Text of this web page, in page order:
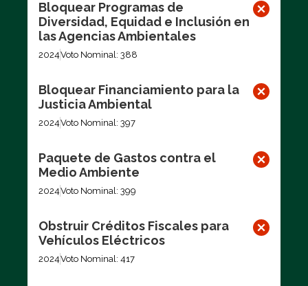
Bloquear Programas de
Diversidad, Equidad e Inclusión en
las Agencias Ambientales
2024Voto Nominal: 388
Bloquear Financiamiento para la
Justicia Ambiental
2024Voto Nominal: 397
Paquete de Gastos contra el
Medio Ambiente
2024Voto Nominal: 399
Obstruir Créditos Fiscales para
Vehículos Eléctricos
2024Voto Nominal: 417